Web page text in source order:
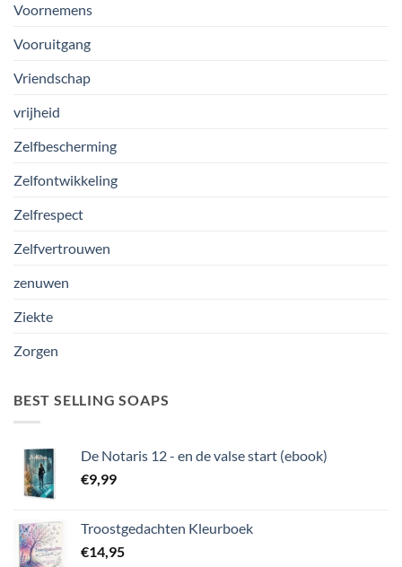
Voornemens
Vooruitgang
Vriendschap
vrijheid
Zelfbescherming
Zelfontwikkeling
Zelfrespect
Zelfvertrouwen
zenuwen
Ziekte
Zorgen
BEST SELLING SOAPS
De Notaris 12 - en de valse start (ebook)
€9,99
Troostgedachten Kleurboek
€14,95